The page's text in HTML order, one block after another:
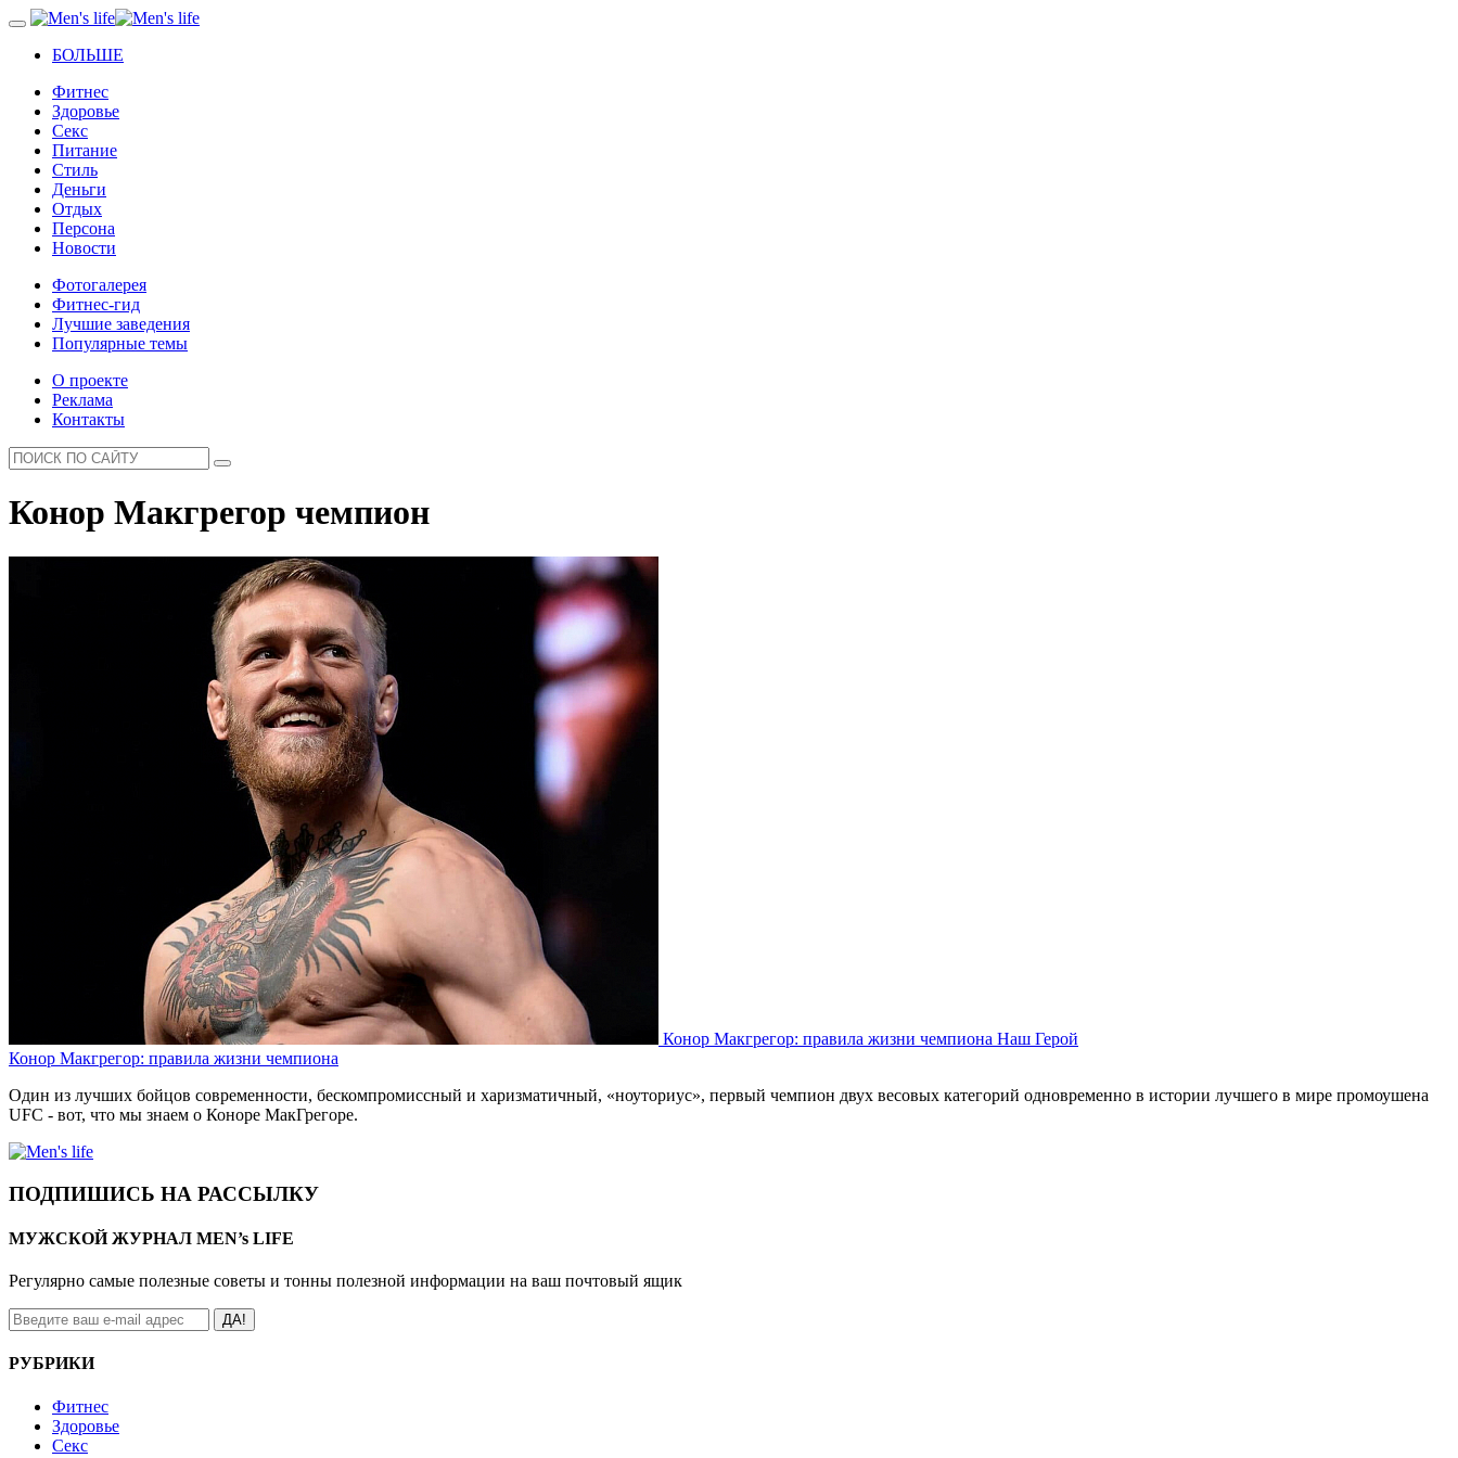
БОЛЬШЕ
Фитнес
Здоровье
Секс
Питание
Стиль
Деньги
Отдых
Персона
Новости
Фотогалерея
Фитнес-гид
Лучшие заведения
Популярные темы
О проекте
Реклама
Контакты
Конор Макгрегор чемпион
Конор Макгрегор: правила жизни чемпиона Наш Герой
Конор Макгрегор: правила жизни чемпиона
Один из лучших бойцов современности, бескомпромиссный и харизматичный, «ноуториус», первый чемпион двух весовых категорий одновременно в истории лучшего в мире промоушена
UFC - вот, что мы знаем о Коноре МакГрегоре.
ПОДПИШИСЬ НА РАССЫЛКУ
МУЖСКОЙ ЖУРНАЛ MEN’s LIFE
Регулярно самые полезные советы и тонны полезной информации на ваш почтовый ящик
ДА!
РУБРИКИ
Фитнес
Здоровье
Секс